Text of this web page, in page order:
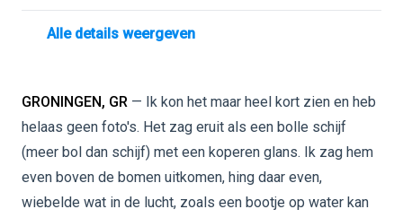
Alle details weergeven
GRONINGEN, GR — Ik kon het maar heel kort zien en heb
helaas geen foto's. Het zag eruit als een bolle schijf
(meer bol dan schijf) met een koperen glans. Ik zag hem
even boven de bomen uitkomen, hing daar even,
wiebelde wat in de lucht, zoals een bootje op water kan